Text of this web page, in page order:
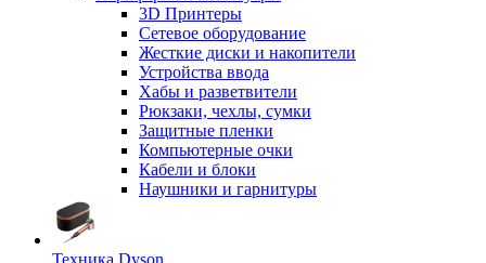
3D Принтеры
Сетевое оборудование
Жесткие диски и накопители
Устройства ввода
Хабы и разветвители
Рюкзаки, чехлы, сумки
Защитные пленки
Компьютерные очки
Кабели и блоки
Наушники и гарнитуры
Техника Dyson